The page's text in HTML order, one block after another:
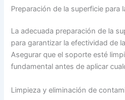
Preparación de la superficie para
La adecuada preparación de la
para garantizar la efectividad de
Asegurar que el soporte esté
fundamental antes de aplicar
Limpieza y eliminación de